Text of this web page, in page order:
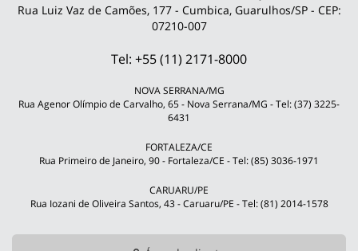
Rua Luiz Vaz de Camões, 177 - Cumbica, Guarulhos/SP - CEP:
07210-007
Tel: +55 (11) 2171-8000
NOVA SERRANA/MG
Rua Agenor Olímpio de Carvalho, 65 - Nova Serrana/MG - Tel: (37) 3225-
6431
FORTALEZA/CE
Rua Primeiro de Janeiro, 90 - Fortaleza/CE - Tel: (85) 3036-1971
CARUARU/PE
Rua Iozani de Oliveira Santos, 43 - Caruaru/PE - Tel: (81) 2014-1578